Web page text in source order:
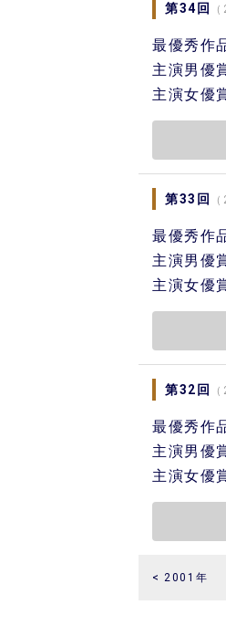
第34回
最優秀作
主演男優
主演女優
第33回
最優秀作
主演男優
主演女優
第32回
最優秀作
主演男優
主演女優
< 2001年